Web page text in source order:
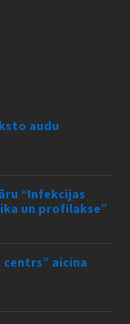
audu
“Infekcijas
un profilakse”
aicina